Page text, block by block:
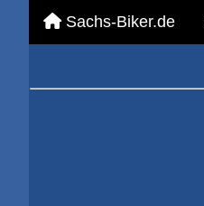
Sachs-Biker.de